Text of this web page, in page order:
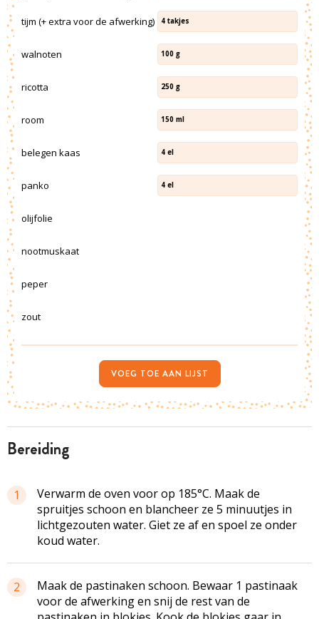
bereiding
1
Verwarm de oven voor op 185°C. Maak de
spruitjes schoon en blancheer ze 5 minuutjes in
lichtgezouten water. Giet ze af en spoel ze onder
koud water.
2
Maak de pastinaken schoon. Bewaar 1 pastinaak
voor de afwerking en snij de rest van de
tijm (+ extra voor de afwerking) 4 takjes
walnoten 100 g
ricotta 250 g
room 150 ml
belegen kaas 4 el
panko 4 el
olijfolie
nootmuskaat
peper
zout
VOEG TOE AAN LIJST